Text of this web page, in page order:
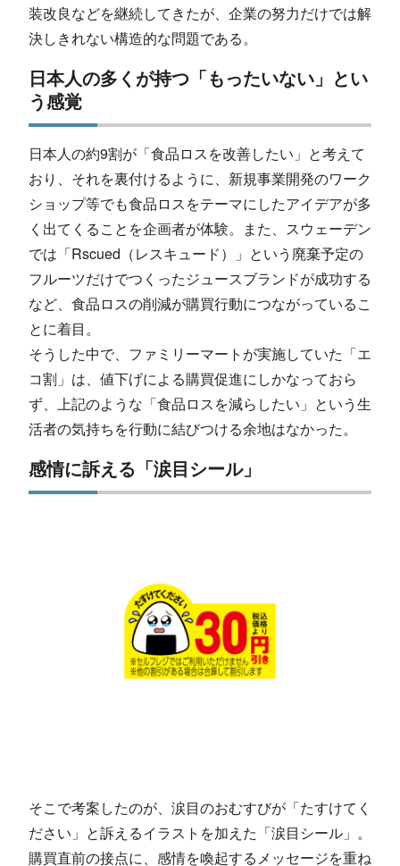
装改良などを継続してきたが、企業の努力だけでは解
決しきれない構造的な問題である。
日本人の多くが持つ「もったいない」とい
う感覚
日本人の約9割が「食品ロスを改善したい」と考えて
おり、それを裏付けるように、新規事業開発のワーク
ショップ等でも食品ロスをテーマにしたアイデアが多
く出てくることを企画者が体験。また、スウェーデン
では「Rscued（レスキュード）」という廃棄予定の
フルーツだけでつくったジュースブランドが成功する
など、食品ロスの削減が購買行動につながっているこ
とに着目。
そうした中で、ファミリーマートが実施していた「エ
コ割」は、値下げによる購買促進にしかなっておら
ず、上記のような「食品ロスを減らしたい」という生
活者の気持ちを行動に結びつける余地はなかった。
感情に訴える「涙目シール」
そこで考案したのが、涙目のおむすびが「たすけてく
ださい」と訴えるイラストを加えた「涙目シール」。
購買直前の接点に、感情を喚起するメッセージを重ね